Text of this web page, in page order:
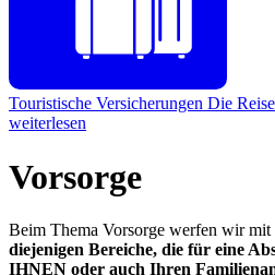
Touristische Versicherungen Die
weiterlesen
Vorsorge
Beim Thema Vorsorge werfen wir
diejenigen Bereiche, die für eine
IHNEN oder auch Ihren